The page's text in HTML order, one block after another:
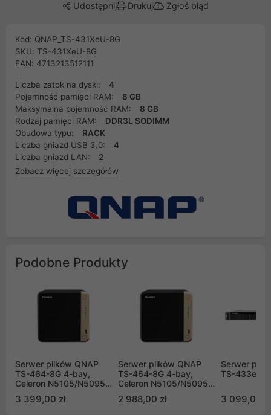
Udostępnij Drukuj Zgłoś błąd
Kod: QNAP_TS-431XeU-8G
SKU: TS-431XeU-8G
EAN: 4713213512111
Liczba zatok na dyski:
4
Pojemność pamięci RAM:
8 GB
Maksymalna pojemność RAM:
8 GB
Rodzaj pamięci RAM:
DDR3L SODIMM
Obudowa typu:
RACK
Liczba gniazd USB 3.0:
4
Liczba gniazd LAN:
2
Zobacz więcej szczegółów
Podobne Produkty
Serwer plików QNAP
TS-464-8G 4-bay,
Celeron N5105/N5095
4-core 2.9 GHz, 16G
RAM DDR4, 2x 2,5 GbE
3 399,00 zł
Serwer plików QNAP
TS-464-8G 4-bay,
Celeron N5105/N5095
4-core 2.9 GHz, 8G
RAM DDR4, 2x 2,5 GbE
2 988,00 zł
Serwer
TS-433eU-
3 099,00 zł